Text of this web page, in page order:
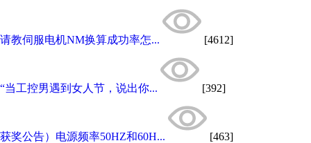
请教伺服电机NM换算成功率怎... [4612]
“当工控男遇到女人节，说出你... [392]
获奖公告）电源频率50HZ和60H... [463]